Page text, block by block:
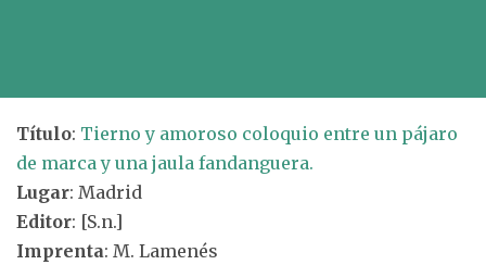
Título: Tierno y amoroso coloquio entre un pájaro
de marca y una jaula fandanguera.
Lugar: Madrid
Editor: [S.n.]
Imprenta: M. Lamenés